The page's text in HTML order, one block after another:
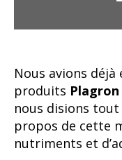
Nous avions déjà
produits Plagron
nous disions
propos de cette
nutriments et